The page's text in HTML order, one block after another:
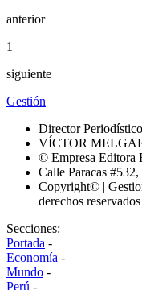
anterior
1
siguiente
Gestión
Director
VÍCTOR
© Empresa Editora
Calle Paracas
Copyright© |
derechos reservados
Secciones:
Portada -
Economía -
Mundo -
Perú -